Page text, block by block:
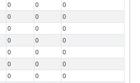
0 0
0
0 0
0
0 0
0
0 0
0
0 0
0
0 0
0
0 0
0